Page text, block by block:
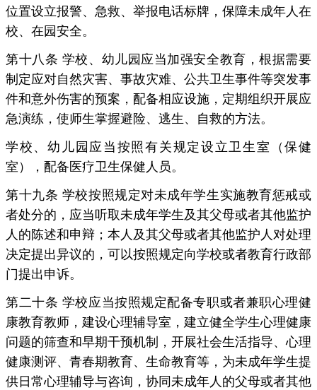
位置设立报警、急救、举报电话标牌，保障未成年人在
校、在园安全。
第十八条 学校、幼儿园应当加强安全教育，根据需要
制定应对自然灾害、事故灾难、公共卫生事件等突发事
件和意外伤害的预案，配备相应设施，定期组织开展应
急演练，使师生掌握避险、逃生、自救的方法。
学校、幼儿园应当按照有关规定设立卫生室（保健
室），配备医疗卫生保健人员。
第十九条 学校按照规定对未成年学生实施教育惩戒或
者处分的，应当听取未成年学生及其父母或者其他监护
人的陈述和申辩；本人及其父母或者其他监护人对处理
决定提出异议的，可以按照规定向学校或者教育行政部
门提出申诉。
第二十条 学校应当按照规定配备专职或者兼职心理健
康教育教师，建设心理辅导室，建立健全学生心理健康
问题的筛查和早期干预机制，开展社会生活指导、心理
健康测评、青春期教育、生命教育等，为未成年学生提
供日常心理辅导与咨询，协同未成年人的父母或者其他